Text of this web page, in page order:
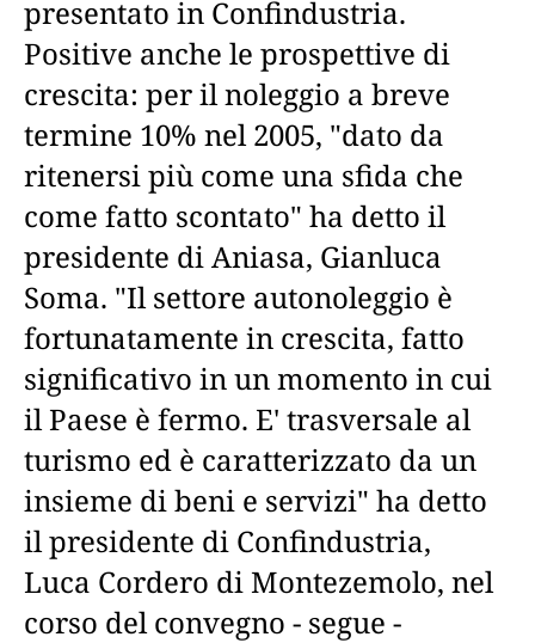
presentato in Confindustria.
Positive anche le prospettive di
crescita: per il noleggio a breve
termine 10% nel 2005, "dato da
ritenersi più come una sfida che
come fatto scontato" ha detto il
presidente di Aniasa, Gianluca
Soma. "Il settore autonoleggio è
fortunatamente in crescita, fatto
significativo in un momento in cui
il Paese è fermo. E' trasversale al
turismo ed è caratterizzato da un
insieme di beni e servizi" ha detto
il presidente di Confindustria,
Luca Cordero di Montezemolo, nel
corso del convegno - segue -